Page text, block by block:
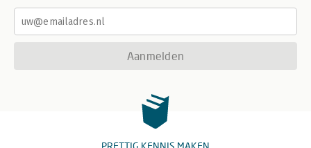
Aanmelden
PRETTIG KENNIS MAKEN